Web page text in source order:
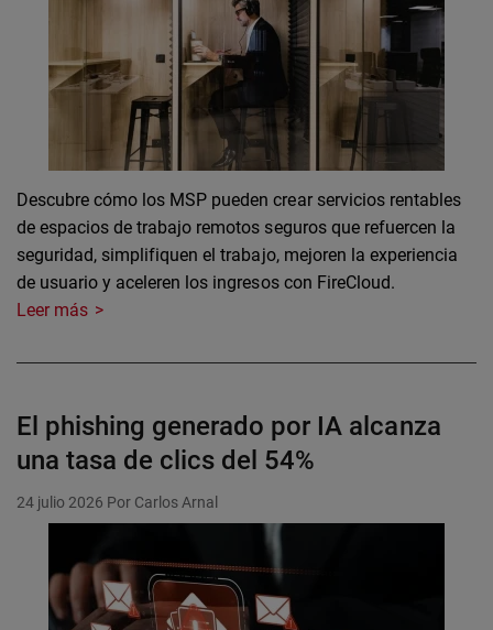
Descubre cómo los MSP pueden crear servicios rentables
de espacios de trabajo remotos seguros que refuercen la
seguridad, simplifiquen el trabajo, mejoren la experiencia
de usuario y aceleren los ingresos con FireCloud.
Leer más
El phishing generado por IA alcanza
una tasa de clics del 54%
24 julio 2026 Por Carlos Arnal